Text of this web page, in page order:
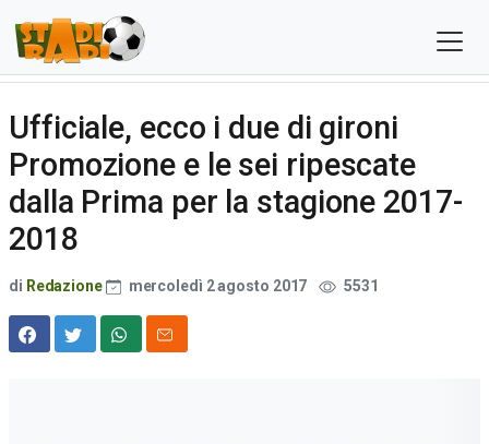
Ufficiale, ecco i due di gironi
Promozione e le sei ripescate
dalla Prima per la stagione 2017-
2018
di Redazione mercoledì 2 agosto 2017 5531